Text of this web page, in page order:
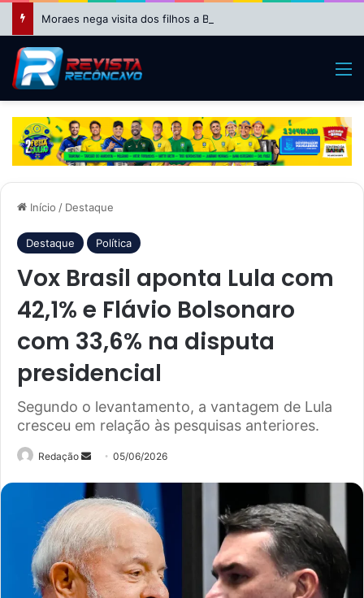
Moraes nega visita dos filhos a Bolsonaro no Dia dos Pais
Início / Destaque
Destaque Política
Vox Brasil aponta Lula com
42,1% e Flávio Bolsonaro
com 33,6% na disputa
presidencial
Segundo o levantamento, a vantagem de Lula
cresceu em relação às pesquisas anteriores.
Redação
Mande
e-
05/06/2026